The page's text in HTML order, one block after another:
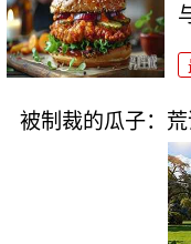
被制裁的瓜子：